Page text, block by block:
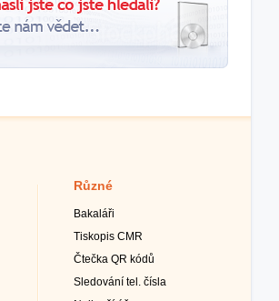
Různé
Bakaláři
Tiskopis CMR
Čtečka QR kódů
Sledování tel. čísla